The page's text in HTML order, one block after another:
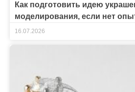
Как подготовить идею
моделирования, если нет
16.07.2026